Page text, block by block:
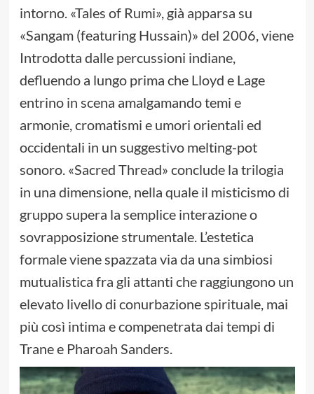
intorno. «Tales of Rumi», già apparsa su
«Sangam (featuring Hussain)» del 2006, viene
Introdotta dalle percussioni indiane,
defluendo a lungo prima che Lloyd e Lage
entrino in scena amalgamando temi e
armonie, cromatismi e umori orientali ed
occidentali in un suggestivo melting-pot
sonoro. «Sacred Thread» conclude la trilogia
in una dimensione, nella quale il misticismo di
gruppo supera la semplice interazione o
sovrapposizione strumentale. L’estetica
formale viene spazzata via da una simbiosi
mutualistica fra gli attanti che raggiungono un
elevato livello di conurbazione spirituale, mai
più così intima e compenetrata dai tempi di
Trane e Pharoah Sanders.